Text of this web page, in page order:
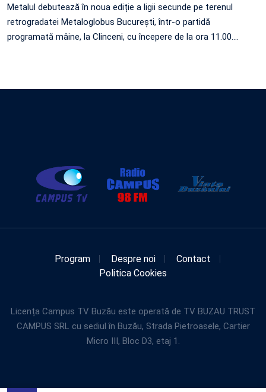
Metalul debutează în noua ediție a ligii secunde pe terenul
retrogradatei Metaloglobus București, într-o partidă
programată mâine, la Clinceni, cu începere de la ora 11.00.…
Program Despre noi
Contact
Politica Cookies
Licența Campus TV Buzău este operată de TV BUZAU TRUST
CAMPUS SRL cu sediul în Buzău, Strada Pietroasele, Cartier
Micro III, Bloc D3, etaj 1.